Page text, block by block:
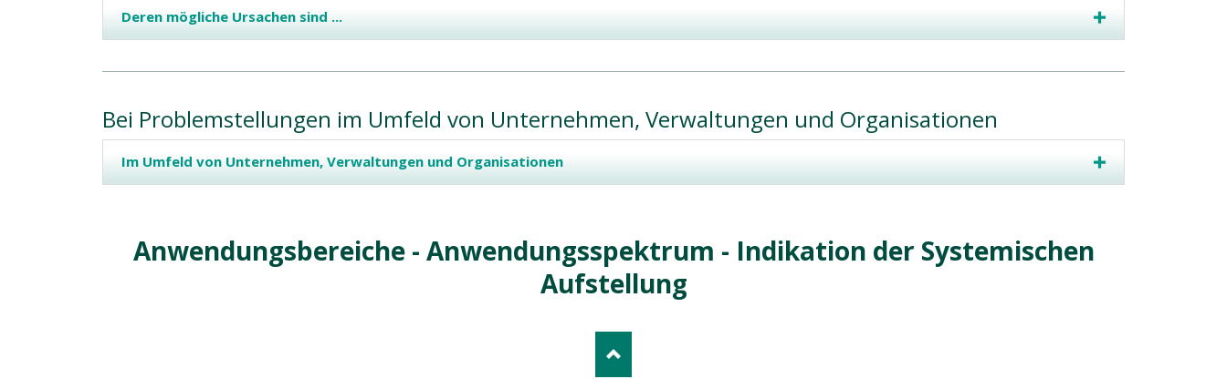
Deren mögliche Ursachen sind ...
Bei Problemstellungen im Umfeld von Unternehmen, Verwaltungen und Organisationen
Im Umfeld von Unternehmen, Verwaltungen und Organisationen
Anwendungsbereiche - Anwendungsspektrum - Indikation der Systemischen
Aufstellung